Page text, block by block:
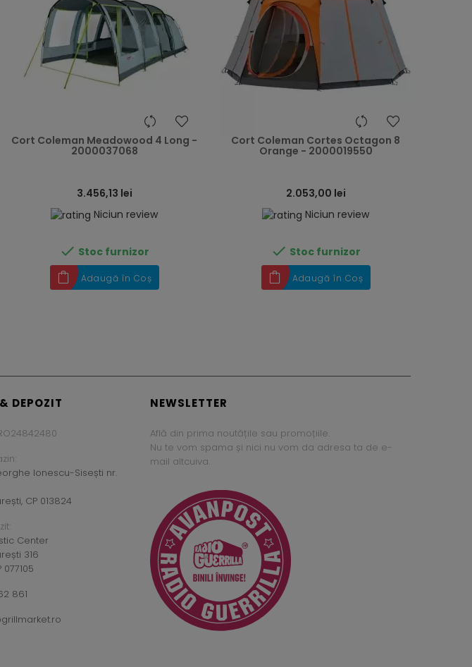
heart
Cort Coleman Meadowood 4 Long -
2000037068
3.456,13 lei
Niciun review
 Stoc furnizor
Adaugă în Coș
heart
Cort Coleman Cortes Octagon 8
Orange - 2000019550
2.053,00 lei
Niciun review
 Stoc furnizor
Adaugă în Coș
DEPOZIT
Ionescu-Sisești nr.
CP 013824
Center
316
861
NEWSLETTER
Află din prima noutățile sau promoțiile.
Nu te vom spama și nici nu vom da adresa ta de e-
mail altcuiva.